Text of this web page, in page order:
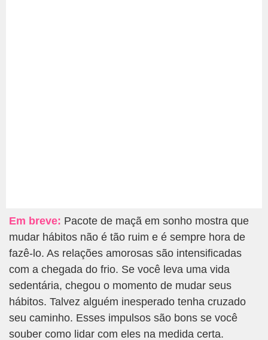
Em breve: Pacote de maçã em sonho mostra que
mudar hábitos não é tão ruim e é sempre hora de
fazê-lo. As relações amorosas são intensificadas
com a chegada do frio. Se você leva uma vida
sedentária, chegou o momento de mudar seus
hábitos. Talvez alguém inesperado tenha cruzado
seu caminho. Esses impulsos são bons se você
souber como lidar com eles na medida certa.